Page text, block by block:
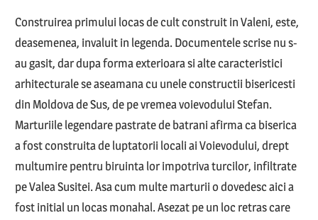
Construirea primului locas de cult construit in Valeni, este,
deasemenea, invaluit in legenda. Documentele scrise nu s-
au gasit, dar dupa forma exterioara si alte caracteristici
arhitecturale se aseamana cu unele constructii bisericesti
din Moldova de Sus, de pe vremea voievodului Stefan.
Marturiile legendare pastrate de batrani afirma ca biserica
a fost construita de luptatorii locali ai Voievodului, drept
multumire pentru biruinta lor impotriva turcilor, infiltrate
pe Valea Susitei. Asa cum multe marturii o dovedesc aici a
fost initial un locas monahal. Asezat pe un loc retras care